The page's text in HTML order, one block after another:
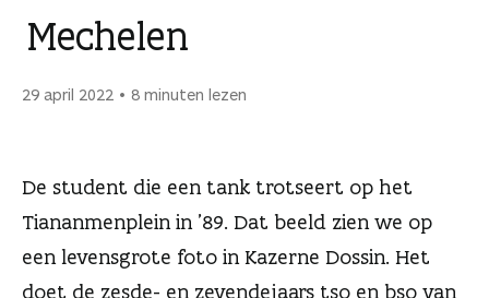
Mechelen
29 april 2022 8 minuten lezen
De student die een tank trotseert op het
Tiananmenplein in ’89. Dat beeld zien we op
een levensgrote foto in Kazerne Dossin. Het
doet de zesde- en zevendejaars tso en bso van